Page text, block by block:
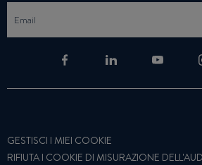
GESTISCI I MIEI COOKIE
RIFIUTA I COOKIE DI MISURAZIONE